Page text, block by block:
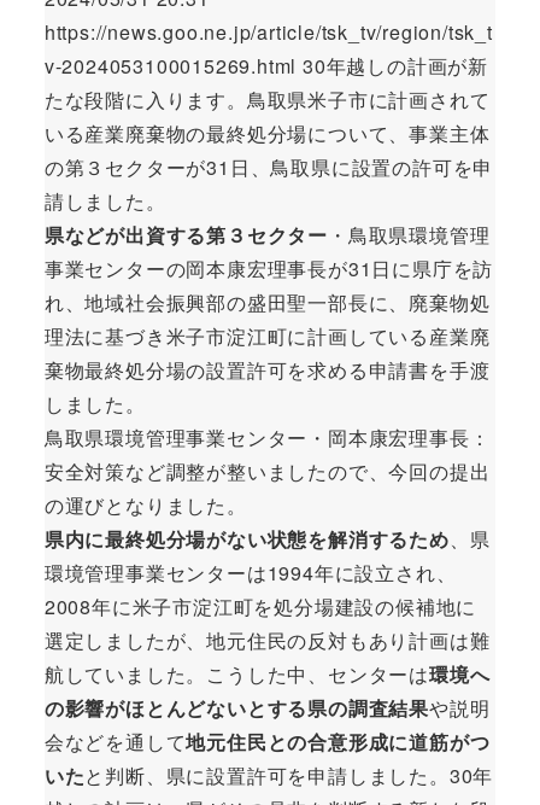
https://news.goo.ne.jp/article/tsk_tv/region/tsk_t
v-2024053100015269.html 30年越しの計画が新
たな段階に入ります。鳥取県米子市に計画されて
いる産業廃棄物の最終処分場について、事業主体
の第３セクターが31日、鳥取県に設置の許可を申
請しました。
県などが出資する第３セクター ・鳥取県環境管理
事業センターの岡本康宏理事長が31日に県庁を訪
れ、地域社会振興部の盛田聖一部長に、廃棄物処
理法に基づき米子市淀江町に計画している産業廃
棄物最終処分場の設置許可を求める申請書を手渡
しました。
鳥取県環境管理事業センター・岡本康宏理事長：
安全対策など調整が整いましたので、今回の提出
の運びとなりました。
県内に最終処分場がない状態を解消するため、県
環境管理事業センターは1994年に設立され、
2008年に米子市淀江町を処分場建設の候補地に
選定しましたが、地元住民の反対もあり計画は難
航していました。こうした中、センターは環境へ
の影響がほとんどないとする県の調査結果や説明
会などを通して地元住民との合意形成に道筋がつ
いたと判断、県に設置許可を申請しました。30年